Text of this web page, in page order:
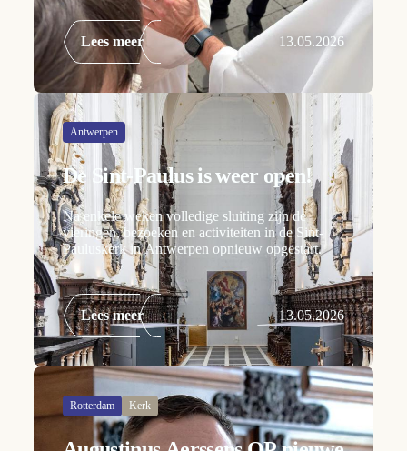
Lees meer 13.05.2026
Antwerpen
De Sint-Paulus is weer open!
Na enkele weken volledige sluiting zijn de
vieringen, bezoeken en activiteiten in de Sint-
Pauluskerk in Antwerpen opnieuw opgestart.
Lees meer 13.05.2026
Rotterdam Kerk